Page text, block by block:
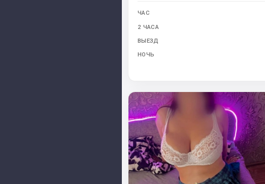
ЧАС
2 ЧАСА
ВЫЕЗД
НОЧЬ